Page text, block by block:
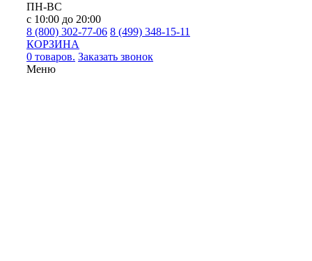
ПН-ВС
с 10:00 до 20:00
8 (800) 302-77-06 8 (499) 348-15-11
КОРЗИНА
0 товаров. Заказать звонок
Меню